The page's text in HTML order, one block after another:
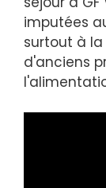
imputées
surtout à
d'anciens